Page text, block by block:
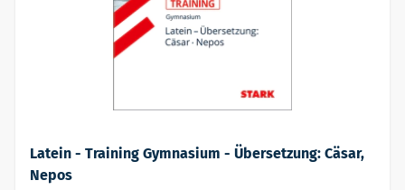
Latein - Training Gymnasium - Übersetzung: Cäsar,
Nepos